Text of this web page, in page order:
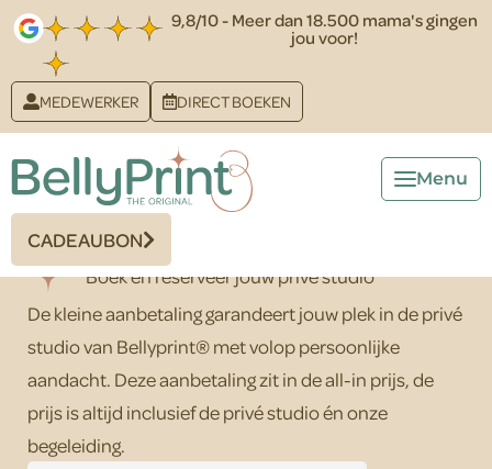
9,8/10 - Meer dan 18.500 mama's gingen
jou voor!
MEDEWERKER DIRECT BOEKEN
CADEAUBON
Papa&Kleintje Earth
Whitewood
Jouw Moment, vereeuwigd als
kunst
Kies jouw materiaal, kleur en eventuele extra's
De prijs die je ziet is ALL-IN
Boek en reserveer jouw privé studio
De kleine aanbetaling garandeert jouw plek in de privé
studio van Bellyprint® met volop persoonlijke
aandacht. Deze aanbetaling zit in de all-in prijs, de
prijs is altijd inclusief de privé studio én onze
begeleiding.